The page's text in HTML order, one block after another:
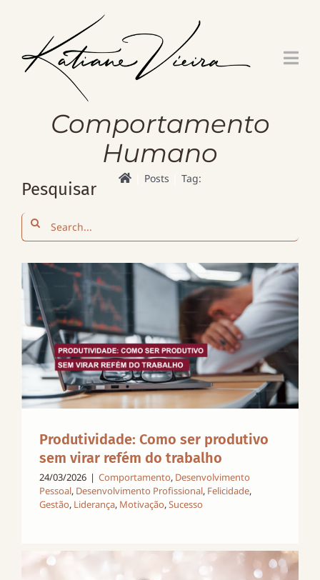
Comportamento
Humano
Posts Tag:
Pesquisar
Search
for:
Produtividade: Como ser produtivo
sem virar refém do trabalho
24/03/2026 | Comportamento, Desenvolvimento
Pessoal, Desenvolvimento Profissional, Felicidade,
Gestão, Liderança, Motivação,Sucesso